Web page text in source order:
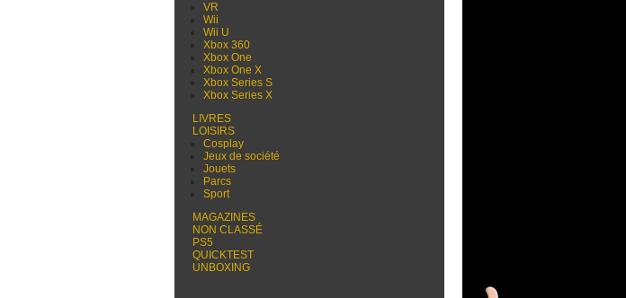
VR
Wii
Wii U
Xbox 360
Xbox One
Xbox One X
Xbox Series S
Xbox Series X
LIVRES
LOISIRS
Cosplay
Jeux de société
Jouets
Parcs
Sport
MAGAZINES
NON CLASSÉ
PS5
QUICKTEST
UNBOXING